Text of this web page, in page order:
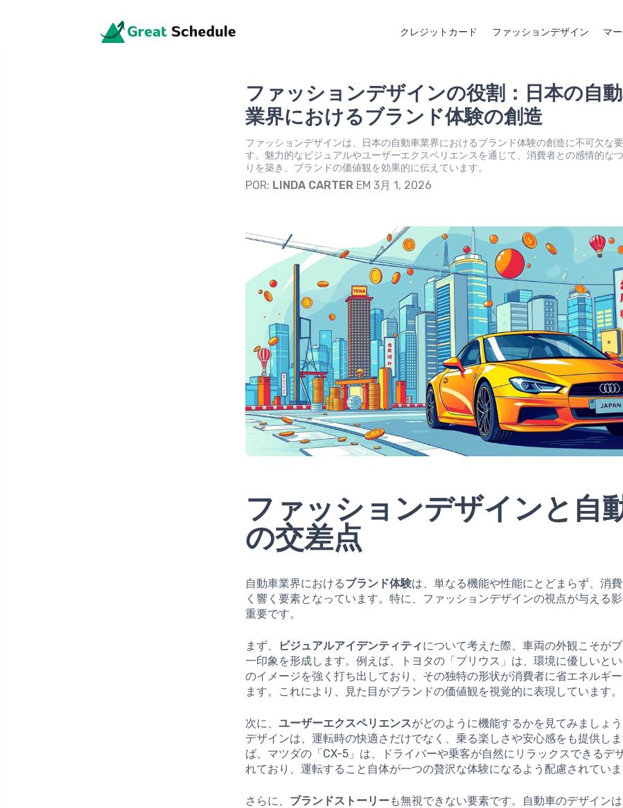
クレジットカード ファッションデザイン マ
ファッションデザインの役割：日本の自
業界におけるブランド体験の創造
ファッションデザインは、日本の自動車業界におけるブランド体験の創造に不可欠な
す。魅力的なビジュアルやユーザーエクスペリエンスを通じて、消費者との感情的な
りを築き、ブランドの価値観を効果的に伝えています。
POR: LINDA CARTER EM 3月 1, 2026
ファッションデザインと自
の交差点
自動車業界におけるブランド体験は、単なる機能や性能にとどまらず、消
く響く要素となっています。特に、ファッションデザインの視点が与える
重要です。
まず、 ビジュアルアイデンティティについて考えた際、車両の外観こそが
一印象を形成します。例えば、トヨタの「プリウス」は、環境に優しいとい
のイメージを強く打ち出しており、その独特の形状が消費者に省エネルギ
ます。これにより、見た目がブランドの価値観を視覚的に表現しています。
次に、ユーザーエクスペリエンスがどのように機能するかを見てみましょ
デザインは、運転時の快適さだけでなく、乗る楽しさや安心感をも提供しま
ば、マツダの「CX-5」は、ドライバーや乗客が自然にリラックスできるデ
れており、運転すること自体が一つの贅沢な体験になるよう配慮されていま
さらに、 ブランドストーリーも無視できない要素です。自動車のデザイン